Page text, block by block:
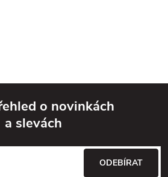
o novinkách
a slevách
ODEBÍRAT